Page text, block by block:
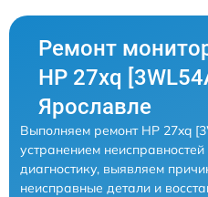
Ремонт
HP 27xq
Ярославле
Выполняем ремонт HP 27xq
устранением
диагностику, выявляем
неисправные детали и